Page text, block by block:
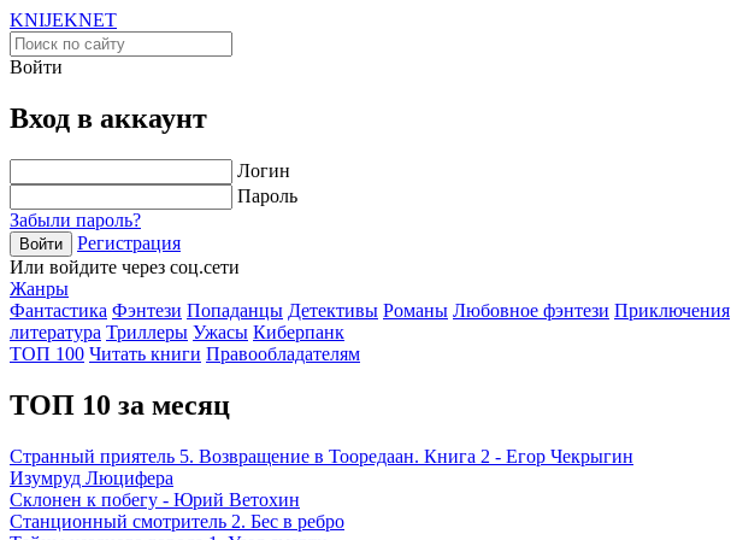
KNIJEKNET
Войти
Вход в аккаунт
Логин
Пароль
Забыли пароль?
Войти
Регистрация
Или войдите через соц.сети
Жанры
Фантастика Фэнтези Попаданцы Детективы Романы Любовное фэнтези Приключения
литература Триллеры Ужасы Киберпанк
ТОП 100 Читать книги Правообладателям
ТОП 10 за месяц
Странный приятель 5. Возвращение в Тооредаан. Книга 2 - Егор Чекрыгин
Изумруд Люцифера
Склонен к побегу - Юрий Ветохин
Станционный смотритель 2. Бес в ребро